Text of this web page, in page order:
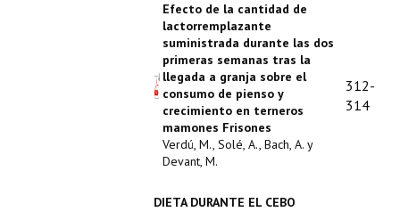
Efecto de la cantidad de
lactorremplazante
suministrada durante las dos
primeras semanas tras la
llegada a granja sobre el
consumo de pienso y
crecimiento en terneros
mamones Frisones
Verdú, M., Solé, A., Bach, A. y
Devant, M.
312-
314
DIETA DURANTE EL CEBO